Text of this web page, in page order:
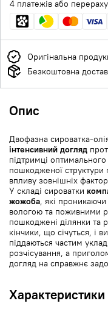
4 платежів або
Оригінальна
Безкоштовна
Опис
Двофазна сироватка-
інтенсивний догляд
підтримці
пошкодженої структури
впливу зовнішніх
У складі сироватки
жожоба, які
вологою та поживними
пошкоджені ділянки та
кінчики, що січуться, і
піддаються частим
розчісування, а
догляд на справжнє
Характеристики